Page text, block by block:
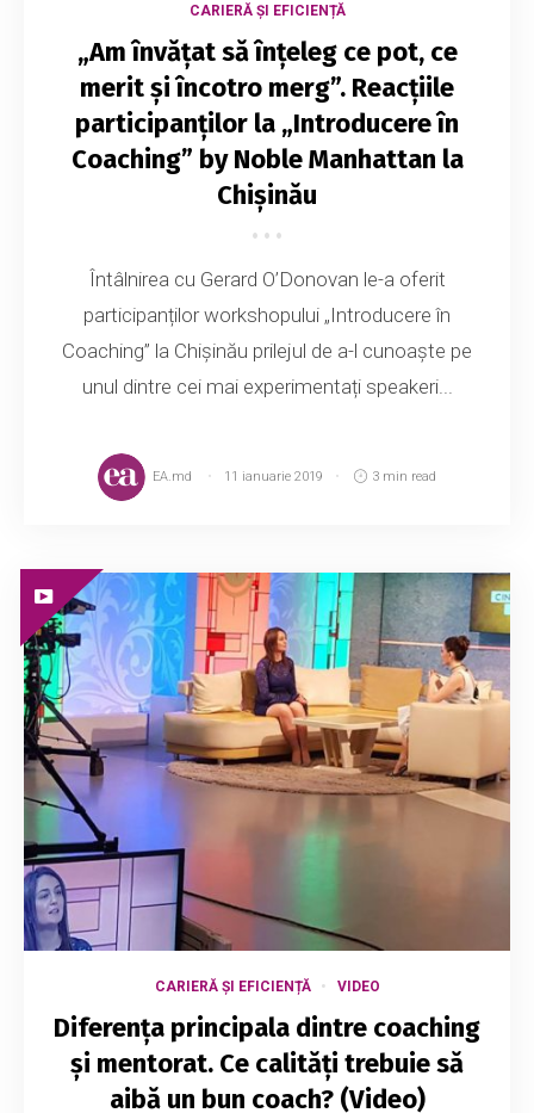
CARIERĂ ȘI EFICIENȚĂ
„Am învățat să înțeleg ce pot, ce
merit și încotro merg”. Reacțiile
participanților la „Introducere în
Coaching” by Noble Manhattan la
Chișinău
Întâlnirea cu Gerard O’Donovan le-a oferit
participanților workshopului „Introducere în
Coaching” la Chișinău prilejul de a-l cunoaște pe
unul dintre cei mai experimentați speakeri...
EA.md 11 ianuarie 2019 3 min read
CARIERĂ ȘI EFICIENȚĂ VIDEO
Diferența principala dintre coaching
și mentorat. Ce calități trebuie să
aibă un bun coach? (Video)